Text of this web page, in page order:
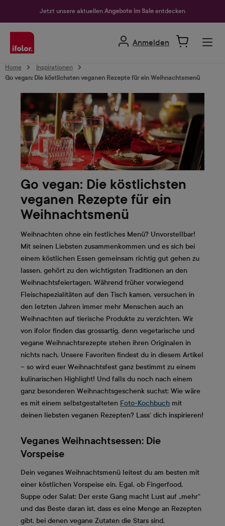
Jetzt unsere aktuellen Angebote im Sale entdecken
Anmelden
Home
Inspirationen
Go vegan: Die köstlichsten veganen Rezepte für ein Weihnachtsmenü
Go vegan: Die köstlichsten
veganen Rezepte für ein
Weihnachtsmenü
Weihnachten ohne ein festliches Menü? Unvorstellbar!
Mit seinen Liebsten zusammenkommen und es sich bei
einem köstlichen Essen gemeinsam richtig gut gehen zu
lassen, gehört zu den wichtigsten Traditionen an den
Weihnachtsfeiertagen. Während früher vorwiegend
Fleischspezialitäten auf den Tisch kamen, versuchen in
den letzten Jahren immer mehr Menschen auch an
Weihnachten auf tierische Produkte zu verzichten. Wir
von ifolor finden das grossartig, denn vegetarische und
vegane Weihnachtsrezepte stehen ihren Originalen in
nichts nach. Unsere Favoriten findest du in diesem Artikel
– so wird euer Weihnachtsfest ganz bestimmt zu einem
kulinarischen Highlight! Und falls du noch nach einem
ganz besonderen Weihnachtsgeschenk suchst: Wie wäre
es mit einem selbstgestalteten Foto-Kochbuch mit
deinen liebsten veganen Rezepten? Lass‘ dich inspirieren!
Veganes Weihnachtsessen: Die
Vorspeise
Dein veganes Weihnachtsmenü leitest du am besten mit
einer köstlichen Vorspeise ein. Egal, ob Fingerfood,
Suppe oder Salat: Der erste Gang macht Lust auf „mehr“
und das Beste daran ist, dass es eine Menge an Rezepten
gibt, bei denen vegane Zutaten die Stars sind.